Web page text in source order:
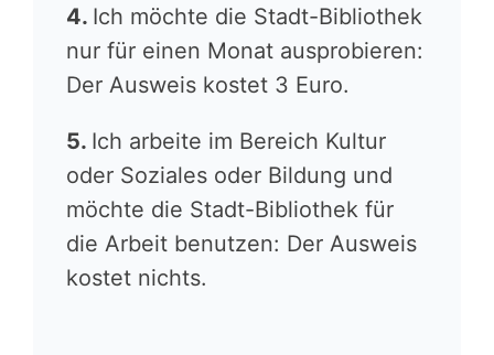
4. Ich möchte die Stadt-Bibliothek
nur für einen Monat ausprobieren:
Der Ausweis kostet 3 Euro.
5. Ich arbeite im Bereich Kultur
oder Soziales oder Bildung und
möchte die Stadt-Bibliothek für
die Arbeit benutzen: Der Ausweis
kostet nichts.